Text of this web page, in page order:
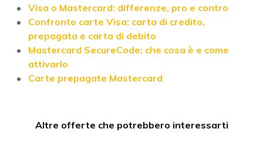
Visa o Mastercard: differenze, pro e contro
Confronto carte Visa: carta di credito,
prepagata e carta di debito
Mastercard SecureCode: che cosa è e come
attivarlo
Carte prepagate Mastercard
Altre offerte che potrebbero interessarti